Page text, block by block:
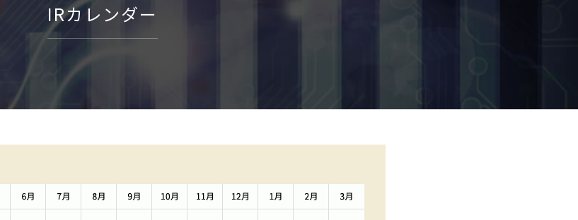
IRカレンダー